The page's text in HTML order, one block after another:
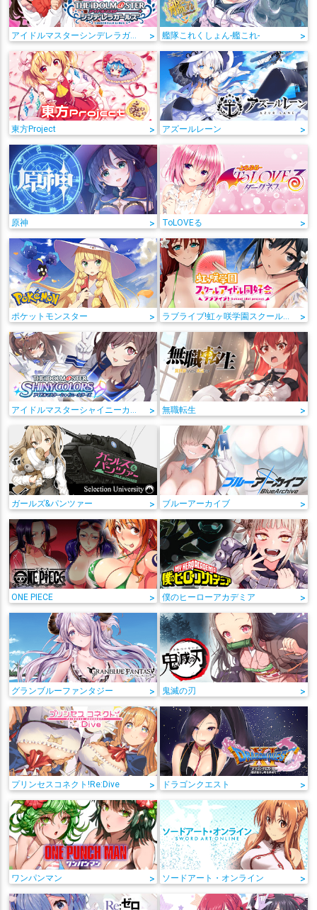
アイドルマスターシンデレラガールズ > 艦隊これくしょん-艦これ- >
東方Project > アズールレーン >
原神 > ToLOVEる >
ポケットモンスター > >
> 無職転生 >
ガールズ&パンツァー > ブルーアーカイブ >
ONE PIECE > 僕のヒーローアカデミア >
グランブルーファンタジー > 鬼滅の刃 >
プリンセスコネクト!Re:Dive > ドラゴンクエスト >
ワンパンマン > ソードアート・オンライン >